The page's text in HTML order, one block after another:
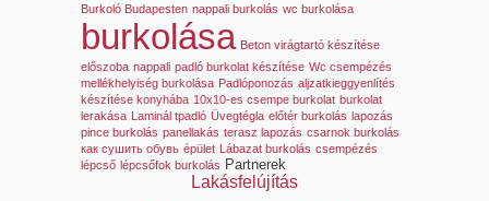
Burkoló Budapesten nappali burkolás wc burkolása
burkolása Beton virágtartó készítése
előszoba nappali padló burkolat készítése Wc csempézés
mellékhelyiség burkolása Padlóponozás aljzatkieggyenlítés
készítése konyhába 10x10-es csempe burkolat burkolat
lerakása Laminál tpadló Üvegtégla előtér burkolás lapozás
pince burkolás panellakás terasz lapozás csarnok burkolás
как сушить обувь épület Lábazat burkolás csempézés
lépcső lépcsőfok burkolás Partnerek
Lakásfelújítás